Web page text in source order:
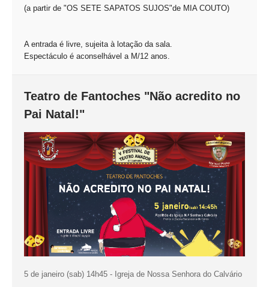
(a partir de "OS SETE SAPATOS SUJOS"de MIA COUTO)
A entrada é livre, sujeita à lotação da sala.
Espectáculo é aconselhável a M/12 anos.
Teatro de Fantoches "Não acredito no
Pai Natal!"
5 de janeiro (sab) 14h45 - Igreja de Nossa Senhora do Calvário